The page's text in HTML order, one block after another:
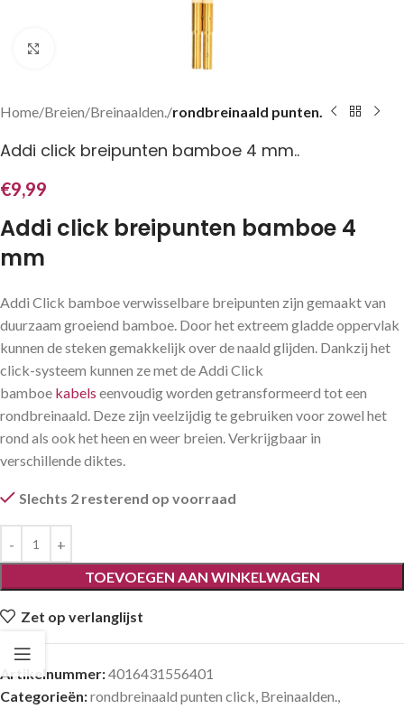
Home Breien Breinaalden. rondbreinaald punten.
Addi click breipunten bamboe 4 mm..
€9,99
Addi click breipunten bamboe 4
mm
Addi Click bamboe verwisselbare breipunten zijn gemaakt van
duurzaam groeiend bamboe. Door het extreem gladde oppervlak
kunnen de steken gemakkelijk over de naald glijden. Dankzij het
click-systeem kunnen ze met de Addi Click
bamboe kabels eenvoudig worden getransformeerd tot een
rondbreinaald. Deze zijn veelzijdig te gebruiken voor zowel het
rond als ook het heen en weer breien. Verkrijgbaar in
verschillende diktes.
Slechts 2 resterend op voorraad
TOEVOEGEN AAN WINKELWAGEN
Zet op verlanglijst
Artikelnummer:4016431556401
Categorieën:rondbreinaald punten click, Breinaalden.,